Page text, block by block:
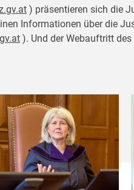
) präsentieren sich die
Informationen über die
). Und der Webauftritt